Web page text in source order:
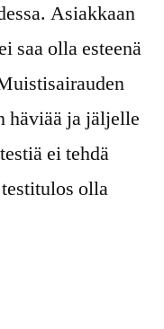
Asiakkaan
saa olla esteenä
häviää ja jäljelle
ei tehdä
olla